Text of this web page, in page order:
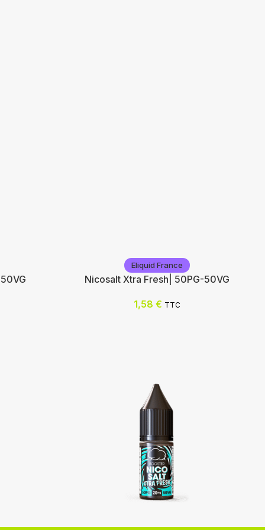
Eliquid France
Nicosalt Xtra Fresh| 50PG-50VG
1,58 € TTC